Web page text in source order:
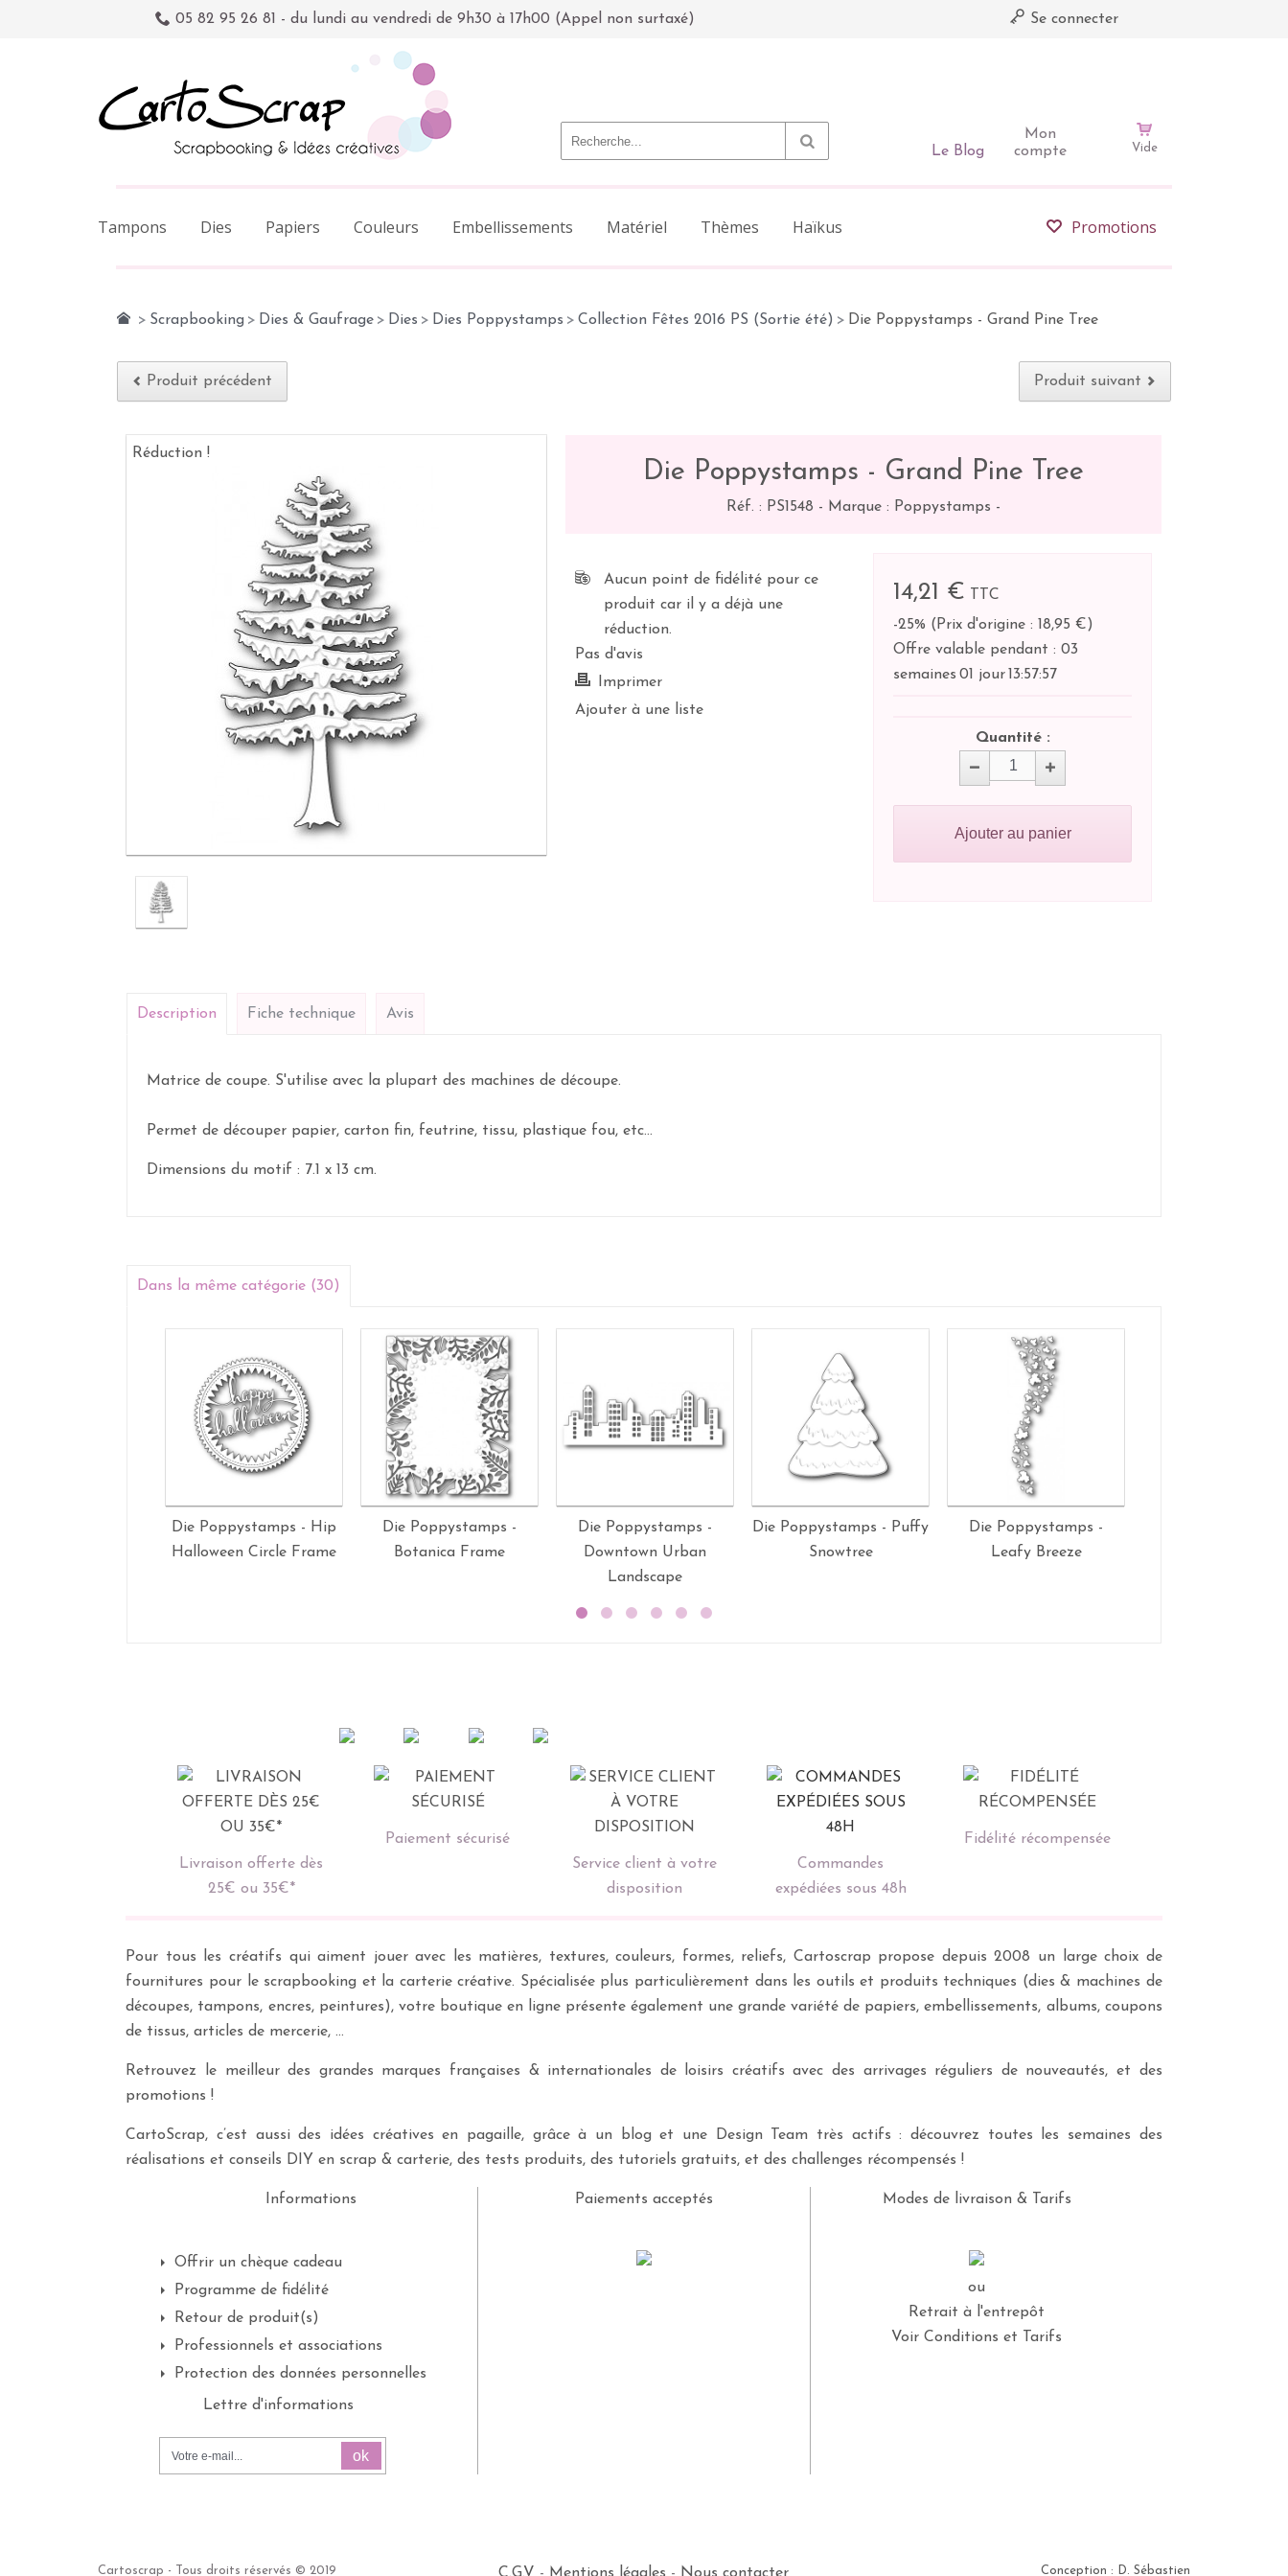
05 82 95 26 81 - du lundi au vendredi de 9h30 à 17h00 (Appel non surtaxé) Se connecter
Mon
compte
Le Blog Vide
Tampons Dies Papiers Couleurs Embellissements Matériel Thèmes Promotions
Haïkus
> Scrapbooking > Dies & Gaufrage > Dies > Dies Poppystamps > Collection Fêtes 2016 PS (Sortie été) > Die Poppystamps - Grand Pine Tree
Produit précédent Produit suivant
Réduction !
Die Poppystamps - Grand Pine Tree
Réf. : PS1548 - Marque : Poppystamps -
Aucun point de fidélité pour ce
produit car il y a déjà une
réduction.
Pas d'avis
Imprimer
Ajouter à une liste
14,21 €
TTC
-25% ( Prix d'origine : 18,95 €)
Offre valable pendant : 03
semaines 01 jour 13:57:57
Quantité :
Ajouter au panier
Description Fiche technique Avis
Matrice de coupe. S'utilise avec la plupart des machines de découpe.
Permet de découper papier, carton fin, feutrine, tissu, plastique fou, etc...
Dimensions du motif : 7.1 x 13 cm.
Dans la même catégorie (30)
Die Poppystamps - Hip
Halloween Circle Frame
Die Poppystamps -
Botanica Frame
Die Poppystamps -
Downtown Urban
Landscape
Die Poppystamps - Puffy
Snowtree
Die Poppystamps -
Leafy Breeze
Livraison offerte dès
25€ ou 35€*
Paiement sécurisé
Service client à votre
disposition
Commandes
expédiées sous 48h
Fidélité récompensée
Pour tous les créatifs qui aiment jouer avec les matières, textures, couleurs, formes, reliefs, Cartoscrap propose depuis 2008 un large choix de
fournitures pour le scrapbooking et la carterie créative. Spécialisée plus particulièrement dans les outils et produits techniques (dies & machines de
découpes, tampons, encres, peintures), votre boutique en ligne présente également une grande variété de papiers, embellissements, albums, coupons
de tissus, articles de mercerie, …
Retrouvez le meilleur des grandes marques françaises & internationales de loisirs créatifs avec des arrivages réguliers de nouveautés, et des
promotions !
CartoScrap, c’est aussi des idées créatives en pagaille, grâce à un blog et une Design Team très actifs : découvrez toutes les semaines des
réalisations et conseils DIY en scrap & carterie, des tests produits, des tutoriels gratuits, et des challenges récompensés !
Informations
Offrir un chèque cadeau
Programme de fidélité
Retour de produit(s)
Professionnels et associations
Protection des données personnelles
Paiements acceptés Modes de livraison & Tarifs
ou
Retrait à l'entrepôt
Voir Conditions et Tarifs
Lettre d'informations
ok
Cartoscrap - Tous droits réservés © 2019 Conception : D. Sébastien